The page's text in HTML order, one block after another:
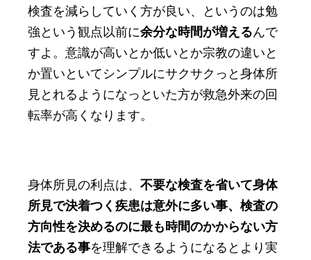
検査を減らしていく方が良い、というのは勉
強という観点以前に余分な時間が増えるんで
すよ。意識が高いとか低いとか宗教の違いと
か置いといてシンプルにサクサクっと身体所
見とれるようになっといた方が救急外来の回
転率が高くなります。
身体所見の利点は、 不要な検査を省いて身体
所見で決着つく疾患は意外に多い事、 検査の
方向性を決めるのに最も時間のかからない方
法である事を理解できるようになるとより実